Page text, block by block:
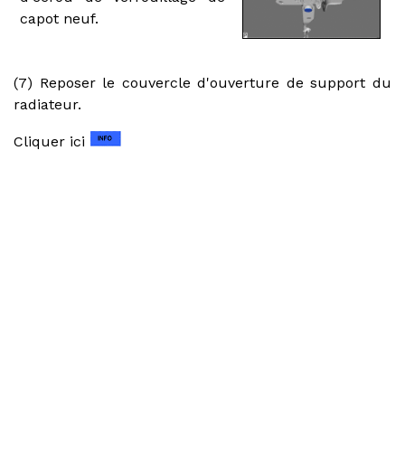
capot neuf.
(7) Reposer le couvercle d'ouverture de support du
radiateur.
Cliquer ici